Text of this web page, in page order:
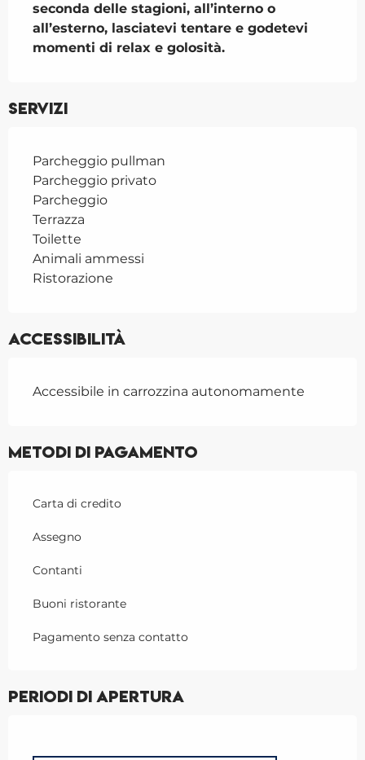
seconda delle stagioni, all’interno o
all’esterno, lasciatevi tentare e godetevi
momenti di relax e golosità.
Servizi
Parcheggio pullman
Parcheggio privato
Parcheggio
Terrazza
Toilette
Animali ammessi
Ristorazione
Accessibilità
Accessibile in carrozzina autonomamente
Metodi di pagamento
Carta di credito
Assegno
Contanti
Buoni ristorante
Pagamento senza contatto
Periodi di apertura